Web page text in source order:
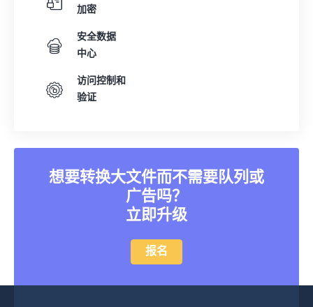
加密
安全数据
中心
访问控制和
验证
想要转换大文件而不需要队列或
广告吗？
立即升级
报名